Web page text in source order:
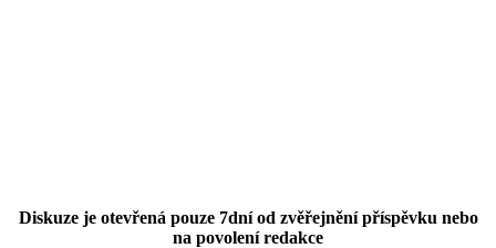
Diskuze je otevřená pouze 7dní od zvěřejnění příspěvku nebo
na povolení redakce